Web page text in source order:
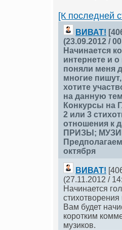
[К последней
ВИВАТ!
(23.09.2012 /
Начинается
интернете и
поняли меня
многие
хотите
на данную
Конкурсы на
2 или 3
отношения к
ПРИЗЫ;
октября
ВИВАТ!
(27.11.2012 /
Начинается
Вам будет
коротким
музиков.